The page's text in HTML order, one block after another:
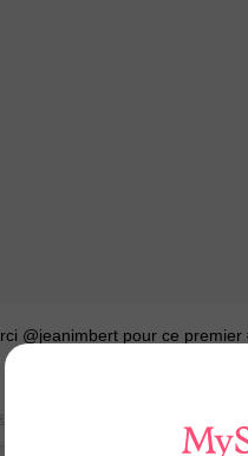
@jeanimbert pour ce